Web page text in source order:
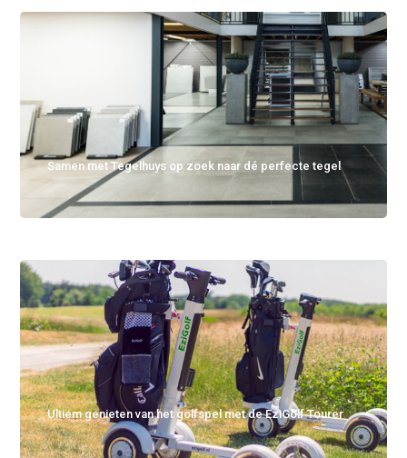
Samen met Tegelhuys op zoek naar dé perfecte tegel
Ultiem genieten van het golfspel met de EziGolf Tourer